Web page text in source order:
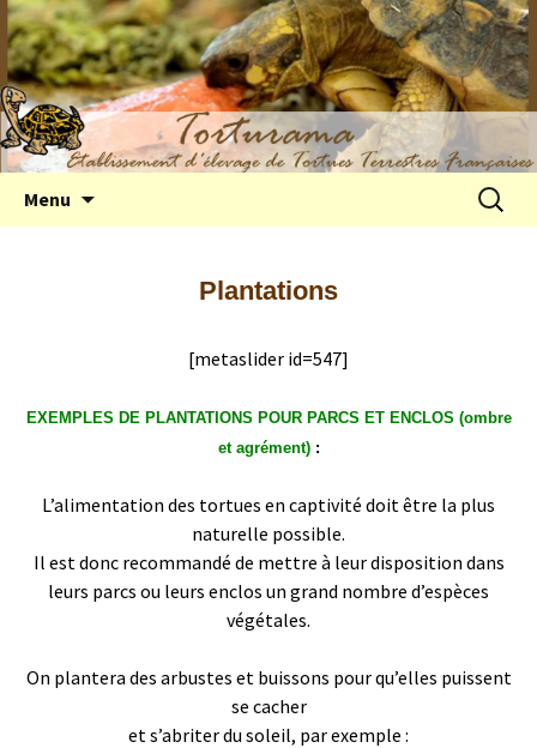
Elevage de tortues terrestres françaises
Hermann
Menu
Plantations
[metaslider id=547]
EXEMPLES DE PLANTATIONS POUR PARCS ET ENCLOS (ombre
et agrément) :
L’alimentation des tortues en captivité doit être la plus
naturelle possible.
Il est donc recommandé de mettre à leur disposition dans
leurs parcs ou leurs enclos un grand nombre d’espèces
végétales.
On plantera des arbustes et buissons pour qu’elles puissent
se cacher
et s’abriter du soleil, par exemple :